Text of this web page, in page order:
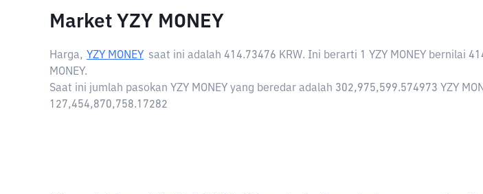
Market YZY MONEY
Harga, YZY MONEY saat ini adalah 414.73476 KRW. Ini berarti 1 YZY MONEY bernilai
MONEY.
Saat ini jumlah pasokan YZY MONEY yang beredar adalah 302,975,599.574973 YZY
127,454,870,758.17282